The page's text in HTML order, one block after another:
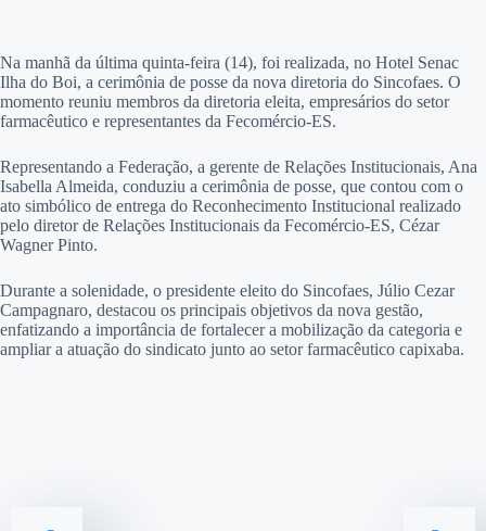
Na manhã da última quinta-feira (14), foi realizada, no Hotel Senac
Ilha do Boi, a cerimônia de posse da nova diretoria do Sincofaes. O
momento reuniu membros da diretoria eleita, empresários do setor
farmacêutico e representantes da Fecomércio-ES.
Representando a Federação, a gerente de Relações Institucionais, Ana
Isabella Almeida, conduziu a cerimônia de posse, que contou com o
ato simbólico de entrega do Reconhecimento Institucional realizado
pelo diretor de Relações Institucionais da Fecomércio-ES, Cézar
Wagner Pinto.
Durante a solenidade, o presidente eleito do Sincofaes, Júlio Cezar
Campagnaro, destacou os principais objetivos da nova gestão,
enfatizando a importância de fortalecer a mobilização da categoria e
ampliar a atuação do sindicato junto ao setor farmacêutico capixaba.